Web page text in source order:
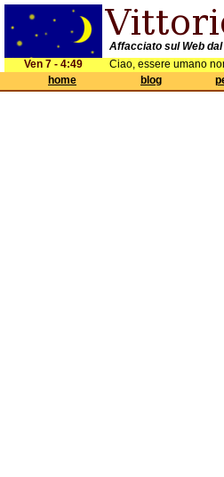
Affacciato sul Web dal
Ven 7 - 4:49
Ciao, essere umano
home
blog